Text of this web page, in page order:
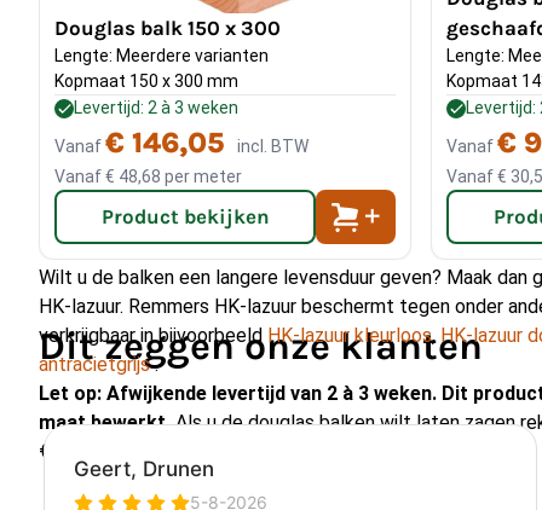
Overspanning:
de balken hebben een maximale
balk u nodig heeft voor uw overspanning rekent u op de
benodigde overspanning in millimeter gedeeld door 20.
hiervan de benodigde hoogte van uw balk in millimeter.
mm balkhoogte)
Voor het monteren van de balken adviseren wij
dakbeschot kunt u gebruik maken vanDouglas vellingdelen
Wilt u de balken een langere levensduur geven? Maak dan
HK-lazuur. Remmers HK-lazuur beschermt tegen onder
verkrijgbaar in bijvoorbeeld HK-lazuur kleurloos, HK-lazuur
antracietgrijs.
Let op: Afwijkende levertijd van 2 à 3 weken. Dit
maat bewerkt.Als u de douglas balken wilt laten zagen
€2,50.
Douglas balk 150 x 300
Lengte: Meerdere varianten
Kopmaat 150 x 300 mm
Levertijd: 2 à 3 weken
Vanaf€ 146,05
incl. BTW
Vanaf€ 48,68 per meter
Product bekijken
Lengte:
Kopmaat
Levertijd:
Vanaf€
Vanaf€
Dit zeggen onze klanten